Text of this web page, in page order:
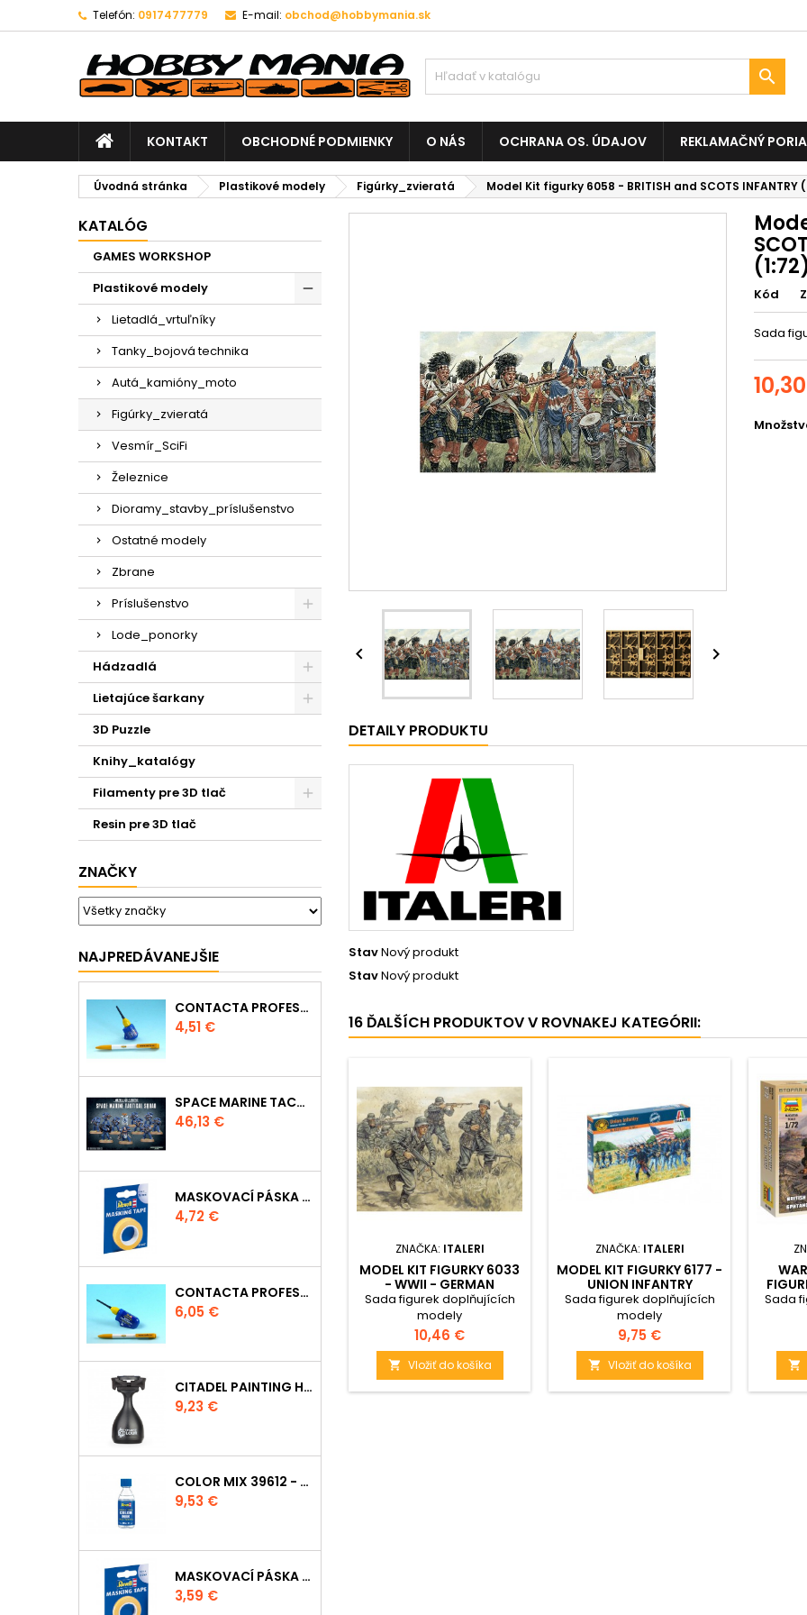
Telefón: 0917477779 E-mail: obchod@hobbymania.sk

KONTAKT OBCHODNÉ PODMIENKY O NÁS OCHRANA OS. ÚDAJOV REKLAMAČNÝ
Úvodná stránka Plastikové modely Figúrky_zvieratá Model Kit figurky 6058 - BRITISH and SCOTS INFANTRY
KATALÓG
GAMES WORKSHOP
Plastikové modely
Lietadlá_vrtuľníky
Tanky_bojová technika
Autá_kamióny_moto
Figúrky_zvieratá
Vesmír_SciFi
Železnice
Dioramy_stavby_príslušenstvo
Ostatné modely
Zbrane
Príslušenstvo
Lode_ponorky
Hádzadlá
Lietajúce šarkany
3D Puzzle
Knihy_katalógy
Filamenty pre 3D tlač
Resin pre 3D tlač
ZNAČKY
NAJPREDÁVANEJŠIE
CONTACTA PROFESSIONAL MINI 39608 - 12,5G
Cena
4,51 €
SPACE MARINE TACTICAL SQUAD
Cena
46,13 €
MASKOVACÍ PÁSKA 39695 - 10MM
Cena
4,72 €
CONTACTA PROFESSIONAL 39604 - 25G
Cena
6,05 €
CITADEL PAINTING HANDLE
Cena
9,23 €
COLOR MIX 39612 - ŘEDIDLO 100ML
Cena
9,53 €
MASKOVACÍ PÁSKA 39694 - 6MM
Cena
3,59 €
 
Kód
Sada
DETAILY PRODUKTU
StavNový produkt
StavNový produkt
16 ĎALŠÍCH PRODUKTOV V ROVNAKEJ KATEGÓRII:
ZNAČKA: ITALERI
MODEL KIT FIGURKY 6033
- WWII - GERMAN
INFANTRY (1:72)
Sada figurek doplňujících
modely
Cena
10,46 €
 Vložiť do košíka
ZNAČKA: ITALERI
MODEL KIT FIGURKY 6177 -
UNION INFANTRY
(AMERICAN CIVIL WAR)
(1:72)
Sada figurek doplňujících
modely
Cena
9,75 €
 Vložiť do košíka
Sada
